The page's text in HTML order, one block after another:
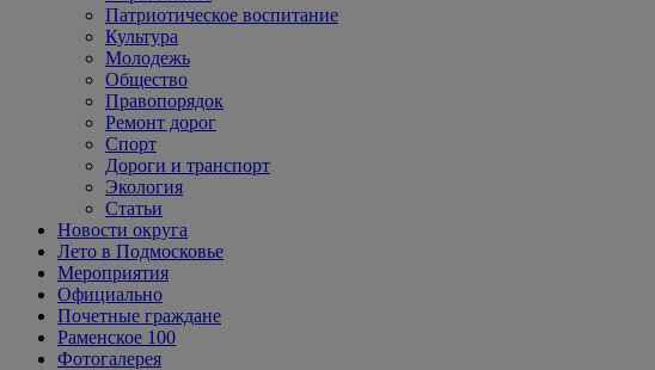
Патриотическое воспитание
Культура
Молодежь
Общество
Правопорядок
Ремонт дорог
Спорт
Дороги и транспорт
Экология
Статьи
Новости округа
Лето в Подмосковье
Мероприятия
Официально
Почетные граждане
Раменское 100
Фотогалерея